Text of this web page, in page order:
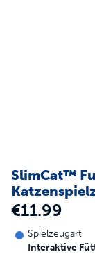
SlimCat™
€11.99
Spielzeugart
Interaktive